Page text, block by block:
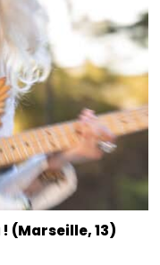
(Marseille, 13)